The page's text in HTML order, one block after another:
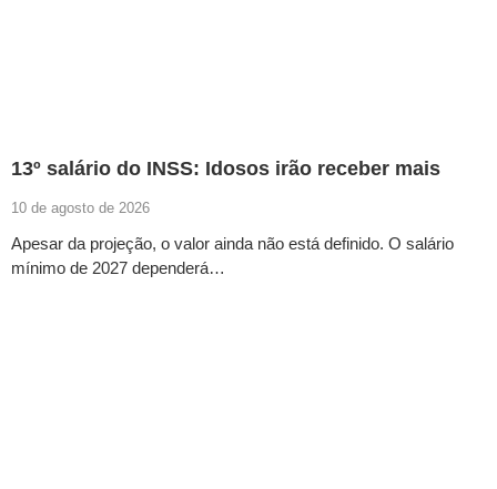
13º salário do INSS: Idosos irão receber mais
10 de agosto de 2026
Apesar da projeção, o valor ainda não está definido. O salário
mínimo de 2027 dependerá…